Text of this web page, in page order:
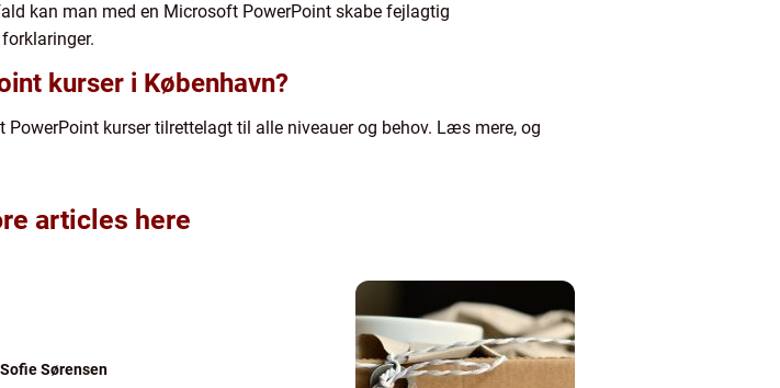
kan man med en Microsoft PowerPoint skabe fejlagtig
kurser i København?
kurser tilrettelagt til alle niveauer og behov. Læs mere, og
articles here
Sofie Sørensen